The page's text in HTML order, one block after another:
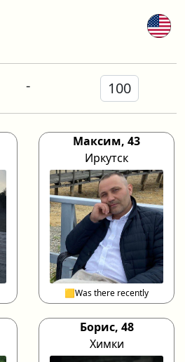
-
Максим, 43
Иркутск
🟨Was there recently
Борис, 48
Химки